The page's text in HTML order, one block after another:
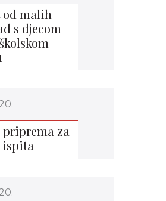
od malih
s djecom
za
ispita